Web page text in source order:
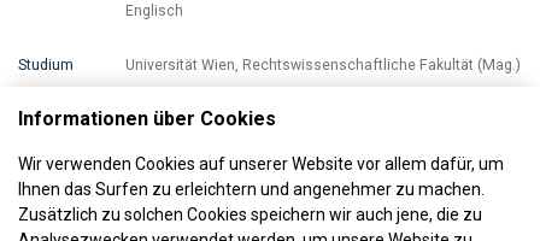
Englisch
Studium Universität Wien, Rechtswissenschaftliche Fakultät (Mag.)
Informationen über Cookies
Wir verwenden Cookies auf unserer Website vor allem dafür, um
Ihnen das Surfen zu erleichtern und angenehmer zu machen.
Zusätzlich zu solchen Cookies speichern wir auch jene, die zu